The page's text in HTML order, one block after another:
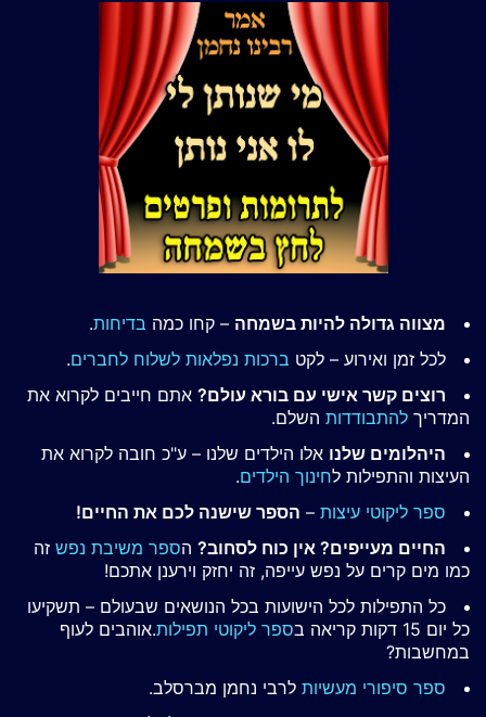
מצווה גדולה להיות בשמחה – קחו כמה בדיחות.
לכל זמן ואירוע – לקט ברכות נפלאות לשלוח לחברים.
רוצים קשר אישי עם בורא עולם? אתם חייבים לקרוא את
המדריך להתבודדות השלם.
היהלומים שלנו אלו הילדים שלנו – ע"כ חובה לקרוא את
העיצות והתפילות לחינוך הילדים.
ספר ליקוטי עיצות – הספר שישנה לכם את החיים!
החיים מעייפים? אין כוח לסחוב? הספר משיבת נפש זה
כמו מים קרים על נפש עייפה, זה יחזק וירענן אתכם!
כל התפילות לכל הישועות בכל הנושאים שבעולם – תשקיעו
כל יום 15 דקות קריאה ב
ספר ליקוטי תפילות.אוהבים לעוף
במחשבות?
ספר סיפורי מעשיות לרבי נחמן מברסלב.